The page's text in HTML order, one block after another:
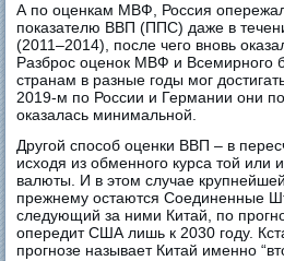
А по оценкам МВФ, Россия
показателю ВВП (ППС) даже в
(2011–2014), после чего вновь
Разброс оценок МВФ и Всемирного
странам в разные годы мог
2019-м по России и Германии они
оказалась минимальной.
Другой способ оценки ВВП – в
исходя из обменного курса той или
валюты. И в этом случае
прежнему остаются Соединенные
следующий за ними Китай, по
опередит США лишь к 2030 году.
прогнозе называет Китай именно